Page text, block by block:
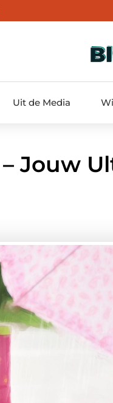
Uit de Media
Jouw